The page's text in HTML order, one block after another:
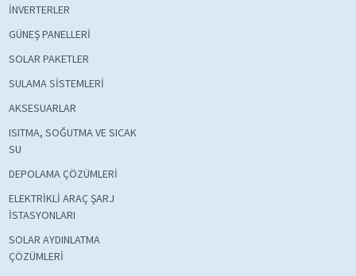
İNVERTERLER
GÜNEŞ PANELLERİ
SOLAR PAKETLER
SULAMA SİSTEMLERİ
AKSESUARLAR
ISITMA, SOĞUTMA VE SICAK
SU
DEPOLAMA ÇÖZÜMLERİ
ELEKTRİKLİ ARAÇ ŞARJ
İSTASYONLARI
SOLAR AYDINLATMA
ÇÖZÜMLERİ